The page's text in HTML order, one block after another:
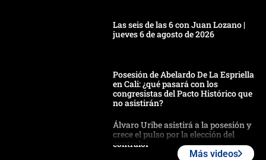
Las seis de las 6 con Juan Lozano |
jueves 6 de agosto de 2026
Posesión de Abelardo De La Espriella
en Cali: ¿qué pasará con los
congresistas del Pacto Histórico que
no asistirán?
Álvaro Uribe asistirá a la posesión y
crece el pulso por la elección del
contralor
Más videos